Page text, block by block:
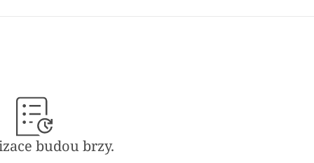
projekt umožňuje umělcům
svého řemesla.
budou brzy.